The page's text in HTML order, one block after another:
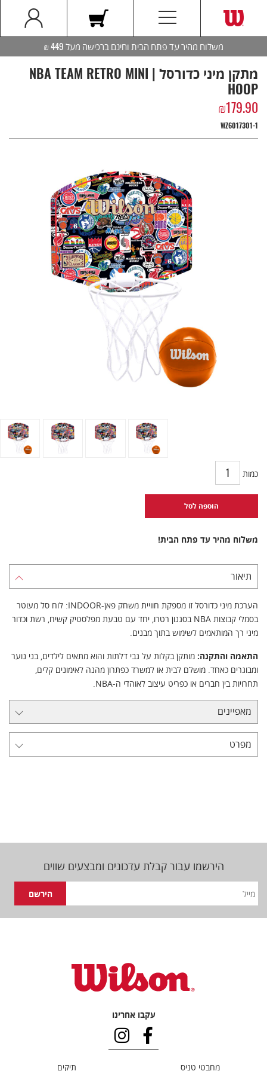
משלוח מהיר עד פתח הבית וחינם ברכישה מעל 449 ₪
מתקן מיני כדורסל | NBA TEAM RETRO MINI
HOOP
₪179.90
WZ6017301-1
כמות
הוספה לסל
משלוח מהיר עד פתח הבית!
תיאור
הערכת מיני כדורסל זו מספקת חוויית משחק פאן-INDOOR: לוח סל מעוטר
בסמלי קבוצות NBA בסגנון רטרו, יחד עם טבעת מפלסטיק קשיח, רשת וכדור
מיני רך המותאמים לשימוש בתוך מבנים.
התאמה והתקנה: מותקן בקלות על גבי דלתות והוא מתאים לילדים, בני נוער
ומבוגרים כאחד. מושלם לבית או למשרד כפתרון מהנה לאימונים קלים,
תחרויות בין חברים או כפריט עיצוב לאוהדי ה-NBA.
מאפיינים
מפרט
הירשמו עבור קבלת עדכונים ומבצעים שווים
עקבו אחרינו
מחבטי טניס תיקים